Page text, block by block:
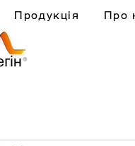
Продукція Про